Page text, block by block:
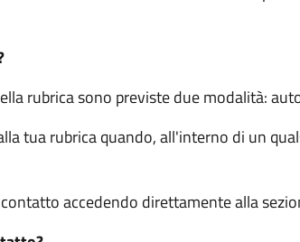
rubrica sono previste due modalità:
tua rubrica quando, all'interno di un
accedendo direttamente alla